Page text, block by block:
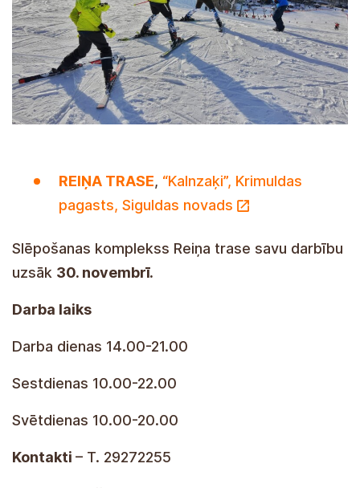
REIŅA TRASE, “Kalnzaķi”, Krimuldas
pagasts, Siguldas novads
Slēpošanas komplekss Reiņa trase savu darbību
uzsāk 30. novembrī.
Darba laiks
Darba dienas 14.00-21.00
Sestdienas 10.00-22.00
Svētdienas 10.00-20.00
Kontakti – T. 29272255